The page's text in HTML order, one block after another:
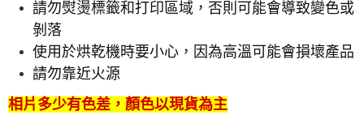
請勿熨燙標籤和打印區域，否則可能會導致變色或
剝落
使用於烘乾機時要小心，因為高溫可能會損壞產品
請勿靠近火源
相片多少有色差，顏色以現貨為主